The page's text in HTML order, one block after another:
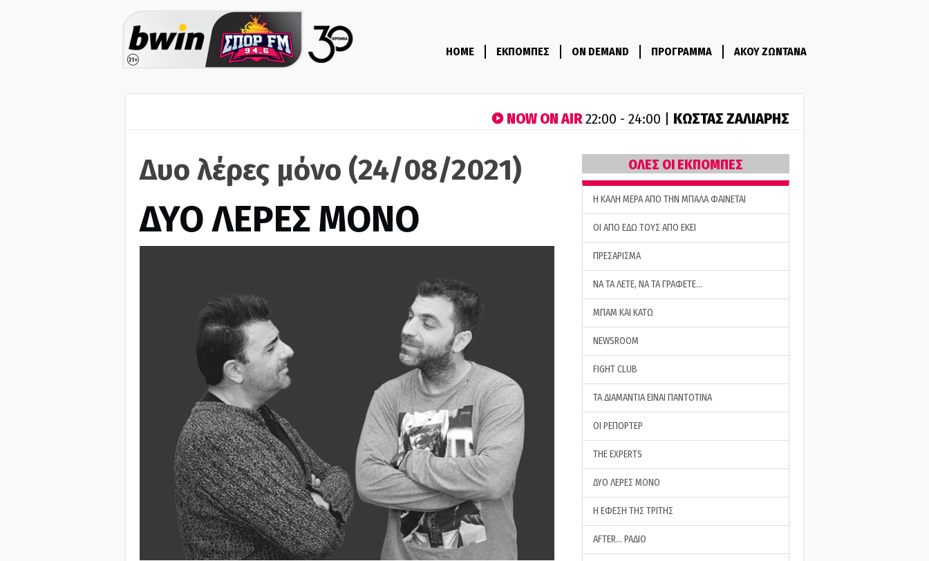
HOME ΕΚΠΟΜΠΕΣ ON DEMAND ΠΡΟΓΡΑΜΜΑ ΑΚΟΥ ΖΩΝΤΑΝΑ
NOW ON AIR22:00 - 24:00 | ΚΩΣΤΑΣ ΖΑΛΙΑΡΗΣ
Δυο λέρες μόνο (24/08/2021)
ΔΥΟ ΛΕΡΕΣ ΜΟΝΟ
ΟΛΕΣ ΟΙ ΕΚΠΟΜΠΕΣ
H ΚΑΛΗ ΜΕΡΑ ΑΠΟ ΤΗΝ ΜΠΑΛΑ ΦΑΙΝΕΤΑΙ
ΟΙ ΑΠΟ ΕΔΩ ΤΟΥΣ ΑΠΟ ΕΚΕΙ
ΠΡΕΣΑΡΙΣΜΑ
ΝΑ ΤΑ ΛΕΤΕ, ΝΑ ΤΑ ΓΡΑΦΕΤΕ…
ΜΠΑΜ ΚΑΙ ΚΑΤΩ
NEWSROOM
FIGHT CLUB
ΤΑ ΔΙΑΜΑΝΤΙΑ ΕΙΝΑΙ ΠΑΝΤΟΤΙΝΑ
ΟΙ ΡΕΠΟΡΤΕΡ
THE EXPERTS
ΔΥΟ ΛΕΡΕΣ ΜΟΝΟ
Η ΕΦΕΣΗ ΤΗΣ ΤΡΙΤΗΣ
AFTER… ΡΑΔΙΟ